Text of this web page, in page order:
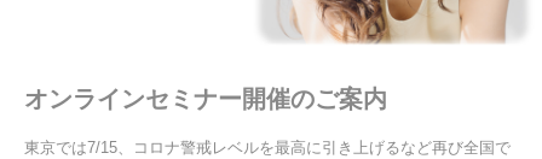
オンラインセミナー開催のご案内
東京では7/15、コロナ警戒レベルを最高に引き上げるなど再び全国で